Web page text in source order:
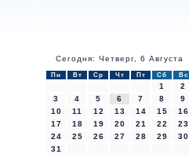
Сегодня: Четверг, 6 Августа
Пн Вт Ср Чт Пт Сб Вс
1
2
3
4 5 6 7 8
9
10
11 12 13 14 15
16
17
18 19 20 21 22
23
24
25 26 27 28 29
30
31